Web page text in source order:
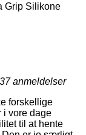
Grip Silikone
37anmeldelser
forskellige
i vore dage
til at hente